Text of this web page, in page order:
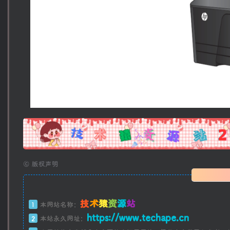
广告
© 版权声明
1 本网站名称： 技术猿资源站
2 本站永久网址： https://www.techape.cn